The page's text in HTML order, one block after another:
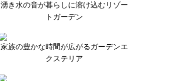
湧き水の音が暮らしに溶け込むリゾー
トガーデン
家族の豊かな時間が広がるガーデンエ
クステリア